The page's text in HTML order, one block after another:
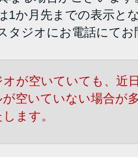
1か月先までの表示と
タジオにお電話にて
オが空いていても、近
が空いていない場合が
ます。